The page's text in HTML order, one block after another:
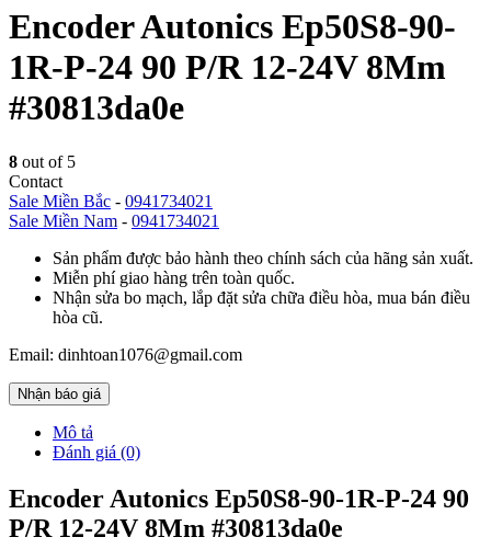
Encoder Autonics Ep50S8-90-
1R-P-24 90 P/R 12-24V 8Mm
#30813da0e
8 out of 5
Contact
Sale Miền Bắc - 0941734021
Sale Miền Nam - 0941734021
Sản phẩm được bảo hành theo chính sách của hãng sản xuất.
Miễn phí giao hàng trên toàn quốc.
Nhận sửa bo mạch, lắp đặt sửa chữa điều hòa, mua bán điều
hòa cũ.
Email: dinhtoan1076@gmail.com
Nhận báo giá
Mô tả
Đánh giá (0)
Encoder Autonics Ep50S8-90-1R-P-24 90
P/R 12-24V 8Mm #30813da0e